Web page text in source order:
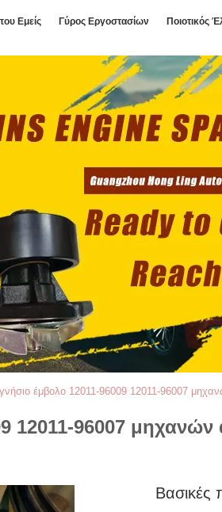
Εμείς Γύρος Εργοστασίων Ποιοτικός
έμβολο 12011-96009 12011-96007
12011-96007
Βασικές